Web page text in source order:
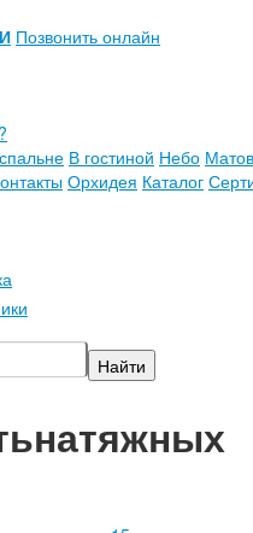
Позвонить онлайн
В гостиной Небо
Орхидея Каталог
натяжных